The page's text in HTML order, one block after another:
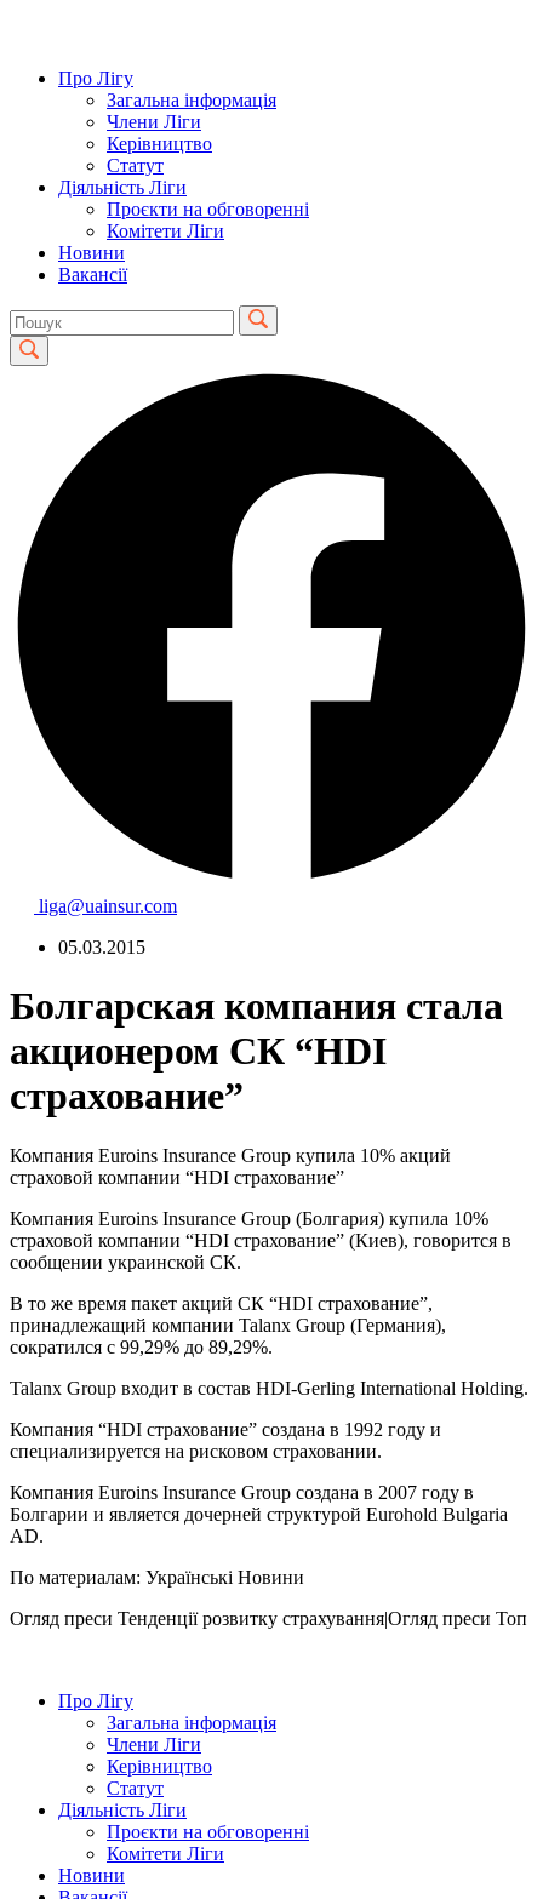
Про Лігу
Загальна інформація
Члени Ліги
Керівництво
Статут
Діяльність Ліги
Проєкти на обговоренні
Комітети Ліги
Новини
Вакансії
liga@uainsur.com
05.03.2015
Болгарская компания стала
акционером СК “HDI
страхование”
Компания Euroins Insurance Group купила 10% акций
страховой компании “HDI страхование”
Компания Euroins Insurance Group (Болгария) купила 10%
страховой компании “HDI страхование” (Киев), говорится в
сообщении украинской СК.
В то же время пакет акций СК “HDI страхование”,
принадлежащий компании Talanx Group (Германия),
сократился с 99,29% до 89,29%.
Talanx Group входит в состав HDI-Gerling International Holding.
Компания “HDI страхование” создана в 1992 году и
специализируется на рисковом страховании.
Компания Euroins Insurance Group создана в 2007 году в
Болгарии и является дочерней структурой Eurohold Bulgaria
AD.
По материалам: Українські Новини
Огляд преси Тенденції розвитку страхування|Огляд преси Топ
Про Лігу
Загальна інформація
Члени Ліги
Керівництво
Статут
Діяльність Ліги
Проєкти на обговоренні
Комітети Ліги
Новини